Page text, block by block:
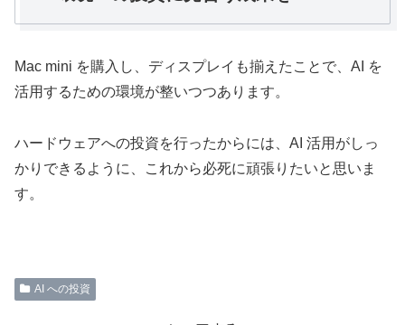
Mac mini を購入し、ディスプレイも揃えたことで、AI を
活用するための環境が整いつつあります。
ハードウェアへの投資を行ったからには、AI 活用がしっ
かりできるように、これから必死に頑張りたいと思いま
す。
AI への投資